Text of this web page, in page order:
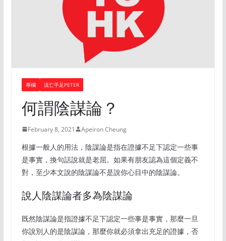
專欄 流亡手足PETER
何謂陰謀論？
February 8, 2021 Apeiron Cheung
根據一般人的用法，陰謀論是指在證據不足下認定一些事
是事實，換句話說就是老屈。如果有朋友認為這個定義不
對，至少本文說的陰謀論不是說你心目中的陰謀論。
說人陰謀論者多為陰謀論
既然陰謀論是指證據不足下認定一些事是事實，那麼一旦
你說別人的是陰謀論，那麼你就必須拿出充足的證據，否